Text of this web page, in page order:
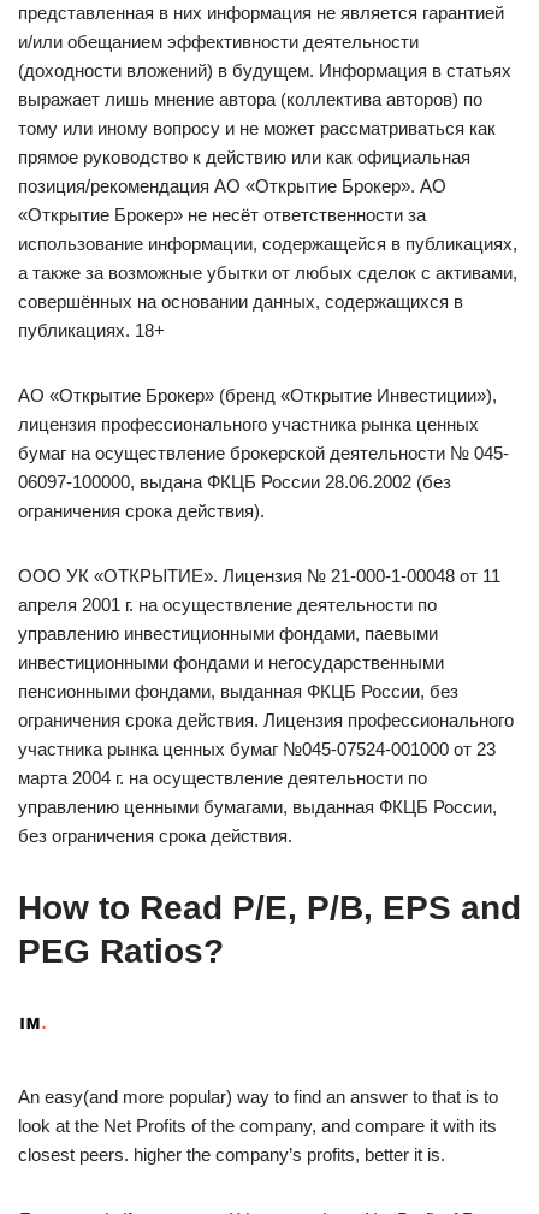
представленная в них информация не является гарантией
и/или обещанием эффективности деятельности
(доходности вложений) в будущем. Информация в статьях
выражает лишь мнение автора (коллектива авторов) по
тому или иному вопросу и не может рассматриваться как
прямое руководство к действию или как официальная
позиция/рекомендация АО «Открытие Брокер». АО
«Открытие Брокер» не несёт ответственности за
использование информации, содержащейся в публикациях,
а также за возможные убытки от любых сделок с активами,
совершённых на основании данных, содержащихся в
публикациях. 18+
АО «Открытие Брокер» (бренд «Открытие Инвестиции»),
лицензия профессионального участника рынка ценных
бумаг на осуществление брокерской деятельности № 045-
06097-100000, выдана ФКЦБ России 28.06.2002 (без
ограничения срока действия).
ООО УК «ОТКРЫТИЕ». Лицензия № 21-000-1-00048 от 11
апреля 2001 г. на осуществление деятельности по
управлению инвестиционными фондами, паевыми
инвестиционными фондами и негосударственными
пенсионными фондами, выданная ФКЦБ России, без
ограничения срока действия. Лицензия профессионального
участника рынка ценных бумаг №045-07524-001000 от 23
марта 2004 г. на осуществление деятельности по
управлению ценными бумагами, выданная ФКЦБ России,
без ограничения срока действия.
How to Read P/E, P/B, EPS and
PEG Ratios?
An easy(and more popular) way to find an answer to that is to
look at the Net Profits of the company, and compare it with its
closest peers. higher the company’s profits, better it is.